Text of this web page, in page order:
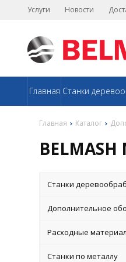
Услуги Новости
Главная Станки
Главная Каталог
Станки
Дополнительное
Расходные
Станки по металлу